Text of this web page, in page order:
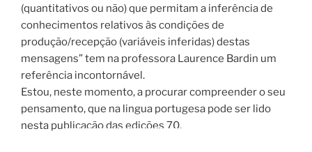
(quantitativos ou não) que permitam a inferência de
conhecimentos relativos às condições de
produção/recepção (variáveis inferidas) destas
mensagens” tem na professora Laurence Bardin um
referência incontornável.
Estou, neste momento, a procurar compreender o seu
pensamento, que na lingua portugesa pode ser lido
nesta publicação das edições 70.